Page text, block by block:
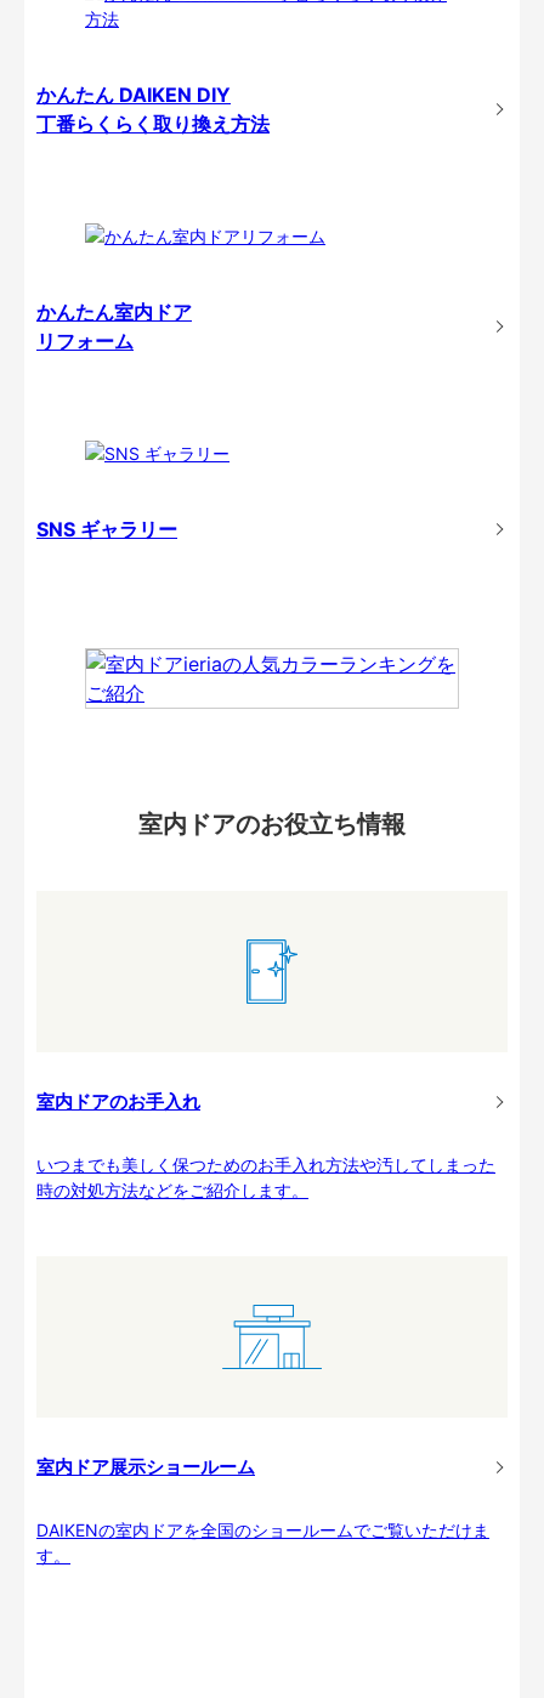
かんたん DAIKEN DIY
丁番らくらく取り換え方法
かんたん室内ドア
リフォーム
SNS ギャラリー
室内ドアのお役立ち情報
室内ドアのお手入れ
いつまでも美しく保つためのお手入れ方法や汚してしまった
時の対処方法などをご紹介します。
室内ドア展示ショールーム
DAIKENの室内ドアを全国のショールームでご覧いただけま
す。